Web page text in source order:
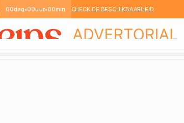
00dag•00uur•00min CHECK DE BESCHIKBAARHEID